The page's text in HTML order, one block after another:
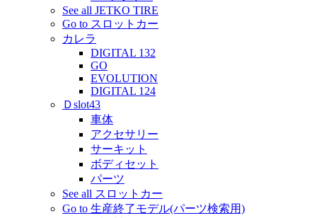
See all JETKO TIRE
Go to スロットカー
カレラ
DIGITAL 132
GO
EVOLUTION
DIGITAL 124
Ｄslot43
車体
アクセサリー
サーキット
ボディセット
パーツ
See all スロットカー
Go to 生産終了モデル(パーツ検索用)